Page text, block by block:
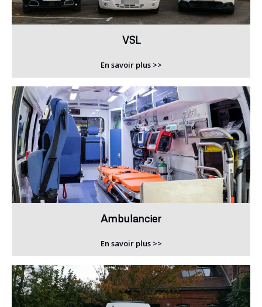
VSL
En savoir plus >>
Ambulancier
En savoir plus >>